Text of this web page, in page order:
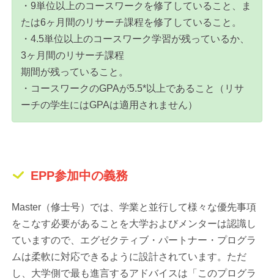
・9単位以上のコースワークを修了していること、ま
たは6ヶ月間のリサーチ課程を修了していること。
・4.5単位以上のコースワーク学習が残っているか、
3ヶ月間のリサーチ課程
期間が残っていること。
・コースワークのGPAが5.5*以上であること（リサ
ーチの学生にはGPAは適用されません）
EPP参加中の義務
Master（修士号）では、学業と並行して様々な優先事項
をこなす必要があることを大学およびメンターは認識し
ていますので、エグゼクティブ・パートナー・プログラ
ムは柔軟に対応できるように設計されています。ただ
し、大学側で最も進言するアドバイスは「このプログラ